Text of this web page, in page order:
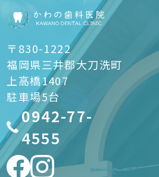
〒830-1222
福岡県三井郡大刀洗町
上高橋1407
駐車場5台
0942-77-
4555